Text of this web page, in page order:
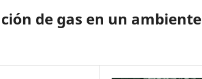
de gas en un ambiente